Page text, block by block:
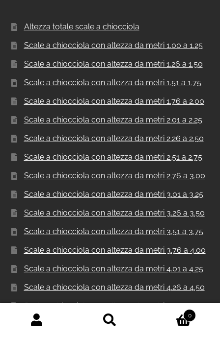
Altezza totale scale a chiocciola
Scale a chiocciola con altezza da metri 1.00 a 1.25
Scale a chiocciola con altezza da metri 1.26 a 1.50
Scale a chiocciola con altezza da metri 1.51 a 1.75
Scale a chiocciola con altezza da metri 1.76 a 2.00
Scale a chiocciola con altezza da metri 2.01 a 2.25
Scale a chiocciola con altezza da metri 2.26 a 2.50
Scale a chiocciola con altezza da metri 2.51 a 2.75
Scale a chiocciola con altezza da metri 2.76 a 3.00
Scale a chiocciola con altezza da metri 3.01 a 3.25
Scale a chiocciola con altezza da metri 3.26 a 3.50
Scale a chiocciola con altezza da metri 3.51 a 3.75
Scale a chiocciola con altezza da metri 3.76 a 4.00
Scale a chiocciola con altezza da metri 4.01 a 4.25
Scale a chiocciola con altezza da metri 4.26 a 4.50
Scale a chiocciola con altezza da metri 4.51 a 4.75
Scale a chiocciola con altezza da metri 4.76 a 5.00
0